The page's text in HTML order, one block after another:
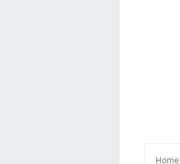
Home